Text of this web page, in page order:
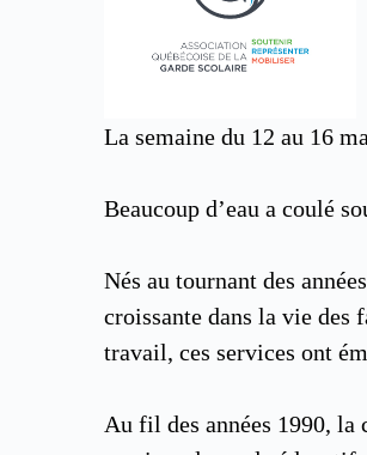
La semaine du 12 au 16
Beaucoup d’eau a coulé
Nés au tournant des
croissante dans la vie
travail, ces services ont
Au fil des années 1990, la